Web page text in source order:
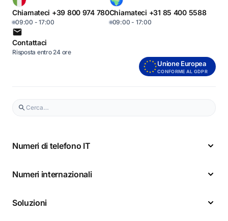
Chiamateci +39 800 974 780
09:00 - 17:00
Chiamateci +31 85 400 5588
09:00 - 17:00
Contattaci
Risposta entro 24 ore
Unione Europea
CONFORME AL GDPR
Numeri di telefono IT
Numeri internazionali
Soluzioni